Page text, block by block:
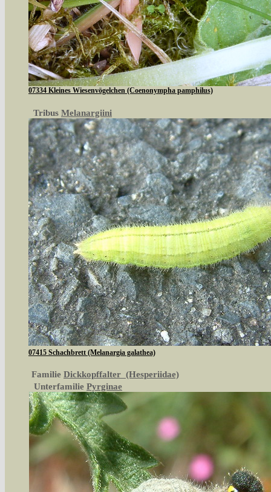
07334 Kleines Wiesenvögelchen (Coenonympha pamphilus)
Tribus Melanargiini
07415 Schachbrett (Melanargia galathea)
Familie Dickkopffalter (Hesperiidae)
Unterfamilie Pyrginae